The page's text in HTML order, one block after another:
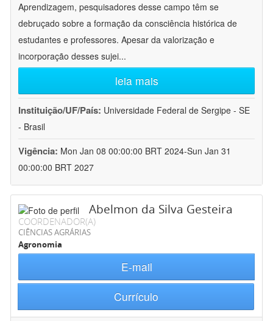
Aprendizagem, pesquisadores desse campo têm se
debruçado sobre a formação da consciência histórica de
estudantes e professores. Apesar da valorização e
incorporação desses sujei...
leia mais
Instituição/UF/País: Universidade Federal de Sergipe - SE
- Brasil
Vigência: Mon Jan 08 00:00:00 BRT 2024-Sun Jan 31
00:00:00 BRT 2027
Abelmon da Silva Gesteira
COORDENADOR(A)
CIÊNCIAS AGRÁRIAS
Agronomia
E-mail
Currículo